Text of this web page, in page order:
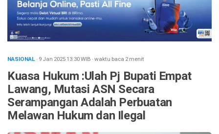
NASIONAL· 9 Jan 202513:30WIB ·waktu baca 2 menit
Kuasa Hukum :Ulah Pj Bupati Empat
Lawang, Mutasi ASN Secara
Serampangan Adalah Perbuatan
Melawan Hukum dan Ilegal